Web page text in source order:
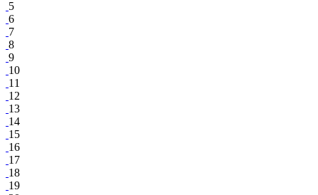
5
6
7
8
9
10
11
12
13
14
15
16
17
18
19